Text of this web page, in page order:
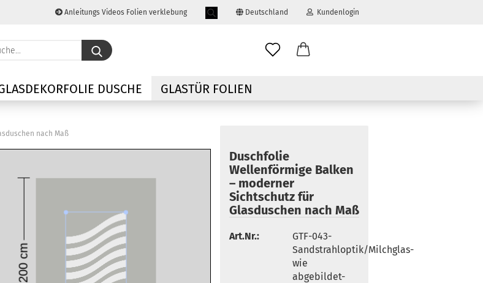
Anleitungs Videos Folien verklebung Deutschland Kundenlogin
E-Mail
Konto erstellen
Passwort vergessen?
Suche...
DUSCHE GLASTÜR FOLIEN
nach Maß
Duschfolie
Wellenförmige Balken
– moderner
Sichtschutz für
Glasduschen nach Maß
Art.Nr.:
GTF-043-
Sandstrahloptik/Milchglas-
wie
abgebildet-